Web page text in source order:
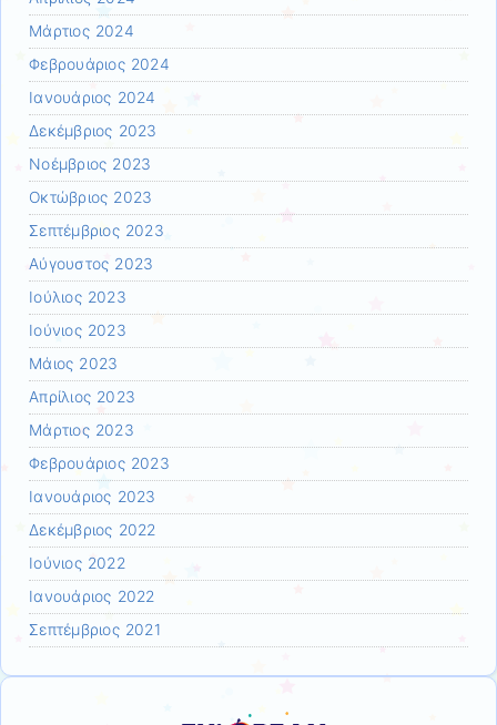
Μάρτιος 2024
Φεβρουάριος 2024
Ιανουάριος 2024
Δεκέμβριος 2023
Νοέμβριος 2023
Οκτώβριος 2023
Σεπτέμβριος 2023
Αύγουστος 2023
Ιούλιος 2023
Ιούνιος 2023
Μάιος 2023
Απρίλιος 2023
Μάρτιος 2023
Φεβρουάριος 2023
Ιανουάριος 2023
Δεκέμβριος 2022
Ιούνιος 2022
Ιανουάριος 2022
Σεπτέμβριος 2021